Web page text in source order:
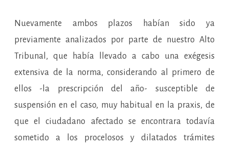
Nuevamente ambos plazos habían sido ya
previamente analizados por parte de nuestro Alto
Tribunal, que había llevado a cabo una exégesis
extensiva de la norma, considerando al primero de
ellos -la prescripción del año- susceptible de
suspensión en el caso, muy habitual en la praxis, de
que el ciudadano afectado se encontrara todavía
sometido a los procelosos y dilatados trámites